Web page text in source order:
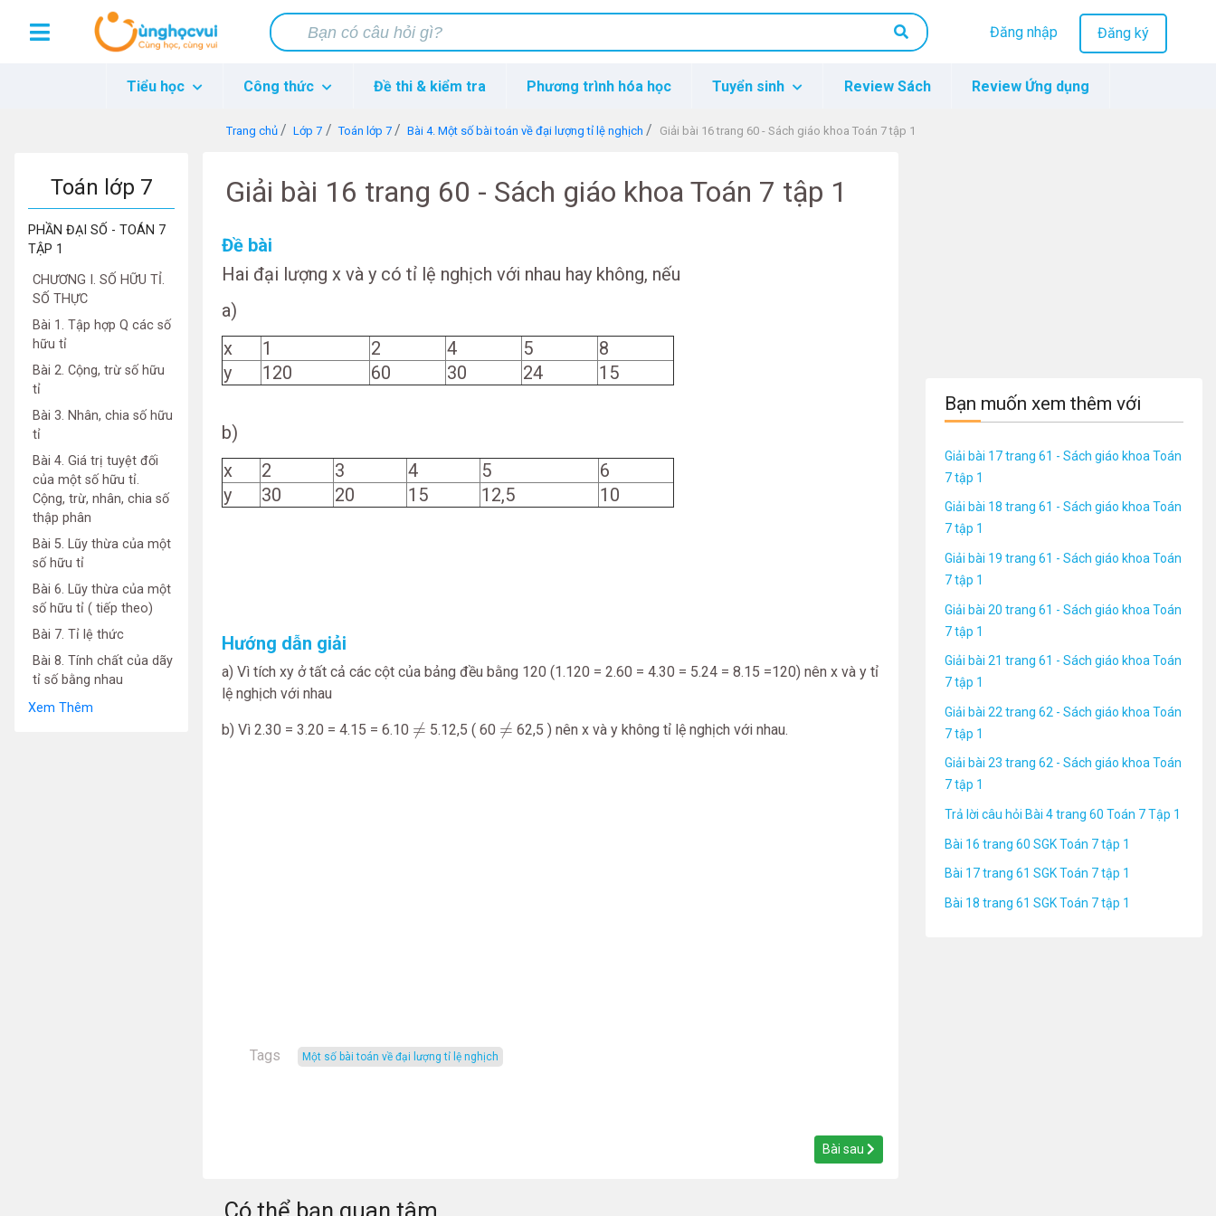
Đăng nhập Đăng ký
Tiểu học Công thức Đề thi & kiểm tra Phương trình hóa học Tuyển sinh Review Sách Review Ứng dụng
Trang chủ Lớp 7 Toán lớp 7 Bài 4. Một số bài toán về đại lượng tỉ lệ nghịch Giải bài 16 trang 60 - Sách giáo khoa Toán 7 tập 1
Toán lớp 7
PHẦN ĐẠI SỐ - TOÁN 7
TẬP 1
CHƯƠNG I. SỐ HỮU TỈ.
SỐ THỰC
Bài 1. Tập hợp Q các số
hữu tỉ
Bài 2. Cộng, trừ số hữu
tỉ
Bài 3. Nhân, chia số hữu
tỉ
Bài 4. Giá trị tuyệt đối
của một số hữu tỉ.
Cộng, trừ, nhân, chia số
thập phân
Bài 5. Lũy thừa của một
số hữu tỉ
Bài 6. Lũy thừa của một
số hữu tỉ ( tiếp theo)
Bài 7. Tỉ lệ thức
Bài 8. Tính chất của dãy
tỉ số bằng nhau
Xem Thêm
Giải bài 16 trang 60 - Sách giáo khoa Toán 7 tập 1
Đề bài
Hai đại lượng x và y có tỉ lệ nghịch với nhau hay không, nếu
a)
x
1 2 4 5
8
y
120 60 30 24 15
b)
x
2 3 4 5
6
y
30 20 15 12,5 10
Hướng dẫn giải
a) Vì tích xy ở tất cả các cột của bảng đều bằng 120 (1.120 = 2.60 = 4.30 = 5.24 = 8.15 =120) nên x và y tỉ
lệ nghịch với nhau
b) Vì 2.30 = 3.20 = 4.15 = 6.10 ≠
≠ 5.12,5 ( 60 ≠
≠ 62,5 ) nên x và y không tỉ lệ nghịch với nhau.
Tags một số bài toán về đại lượng tỉ lệ nghịch
Bài sau
Có thể bạn quan tâm
Bạn muốn xem thêm với
Giải bài 17 trang 61 - Sách giáo khoa Toán
7 tập 1
Giải bài 18 trang 61 - Sách giáo khoa Toán
7 tập 1
Giải bài 19 trang 61 - Sách giáo khoa Toán
7 tập 1
Giải bài 20 trang 61 - Sách giáo khoa Toán
7 tập 1
Giải bài 21 trang 61 - Sách giáo khoa Toán
7 tập 1
Giải bài 22 trang 62 - Sách giáo khoa Toán
7 tập 1
Giải bài 23 trang 62 - Sách giáo khoa Toán
7 tập 1
Trả lời câu hỏi Bài 4 trang 60 Toán 7 Tập 1
Bài 16 trang 60 SGK Toán 7 tập 1
Bài 17 trang 61 SGK Toán 7 tập 1
Bài 18 trang 61 SGK Toán 7 tập 1